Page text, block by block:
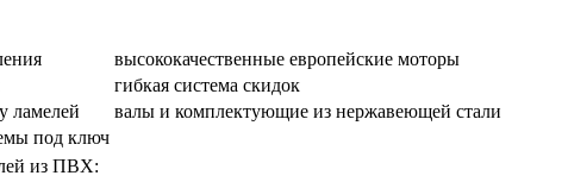
высококачественные европейские моторы
гибкая система скидок
ламелей
валы и комплектующие из нержавеющей стали
под ключ
из ПВХ: